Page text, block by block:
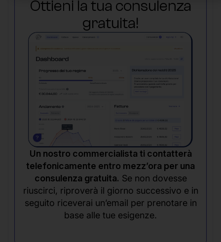
Ottieni la tua consulenza
gratuita!
Un nostro commercialista ti contatterà
telefonicamente entro mezz’ora per una
consulenza gratuita. Se non dovesse
riuscirci, riproverà il giorno successivo e in
seguito riceverai un’email per prenotare in
base alle tue esigenze.